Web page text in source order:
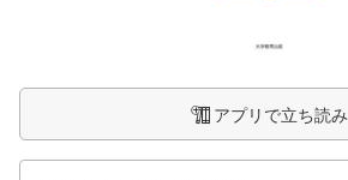
アプリで立ち読み